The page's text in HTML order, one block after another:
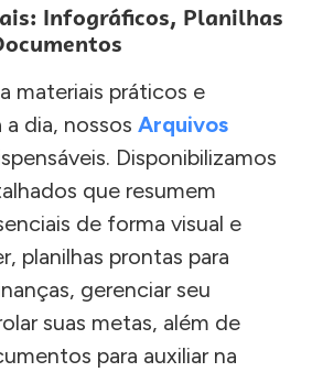
Infográficos, Planilhas
materiais práticos e
dia, nossos Arquivos
Disponibilizamos
que resumem
de forma visual e
planilhas prontas para
gerenciar seu
suas metas, além de
para auxiliar na